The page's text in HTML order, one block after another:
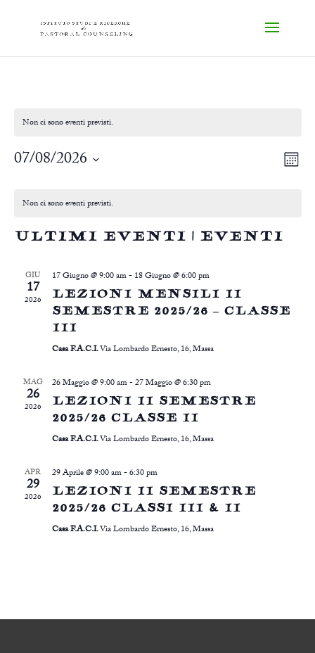
Non ci sono eventi previsti.
Mese
07/08/2026
data.
DI
Non ci sono eventi previsti.
Ultimi eventi | Eventi
GIU
17
2026
17 Giugno @ 9:00 am- 18 Giugno @ 6:00 pm
LEZIONI MENSILI II
SEMESTRE 2025/26 – CLASSE
III
Casa F.A.C.I.Via Lombardo Ernesto, 16, Massa
MAG
26
2026
26 Maggio @ 9:00 am- 27 Maggio @ 6:30 pm
LEZIONI II SEMESTRE
2025/26 CLASSE II
Casa F.A.C.I.Via Lombardo Ernesto, 16, Massa
APR
29
2026
29 Aprile @ 9:00 am- 6:30 pm
LEZIONI II SEMESTRE
2025/26 CLASSI III & II
Casa F.A.C.I.Via Lombardo Ernesto, 16, Massa